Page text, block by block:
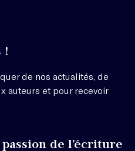
!
de nos actualités, de
auteurs et pour recevoir
de l’écriture